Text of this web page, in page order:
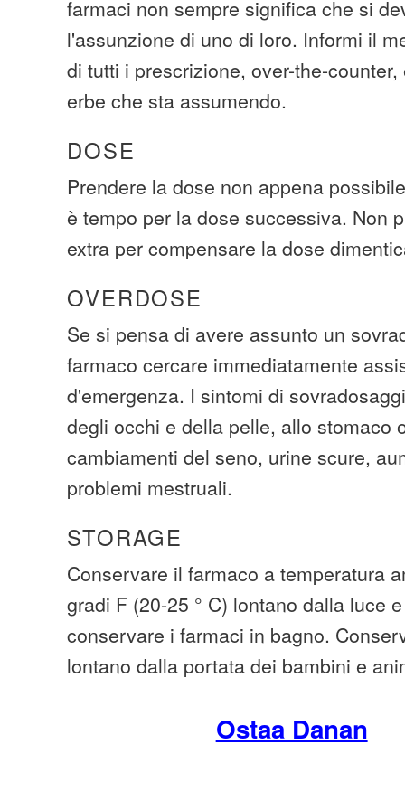
farmaci non sempre significa che si
l'assunzione di uno di loro. Informi il
di tutti i prescrizione, over-the-
erbe che sta assumendo.
DOSE
Prendere la dose non appena
è tempo per la dose successiva. Non
extra per compensare la dose
OVERDOSE
Se si pensa di avere assunto un
farmaco cercare immediatamente
d'emergenza. I sintomi di
degli occhi e della pelle, allo stomaco
cambiamenti del seno, urine scure,
problemi mestruali.
STORAGE
Conservare il farmaco a temperatura
gradi F (20-25 ° C) lontano dalla luce
conservare i farmaci in bagno.
lontano dalla portata dei bambini e
Ostaa Danan